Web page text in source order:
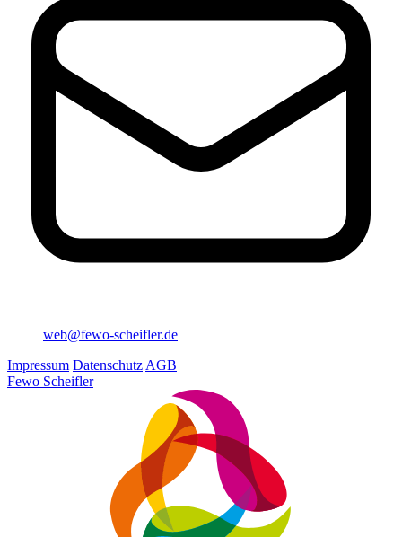
web@fewo-scheifler.de
Impressum Datenschutz AGB
Fewo Scheifler